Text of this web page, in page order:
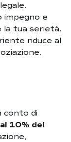
e
la tua serietà.
riduce al
conto di
10% del